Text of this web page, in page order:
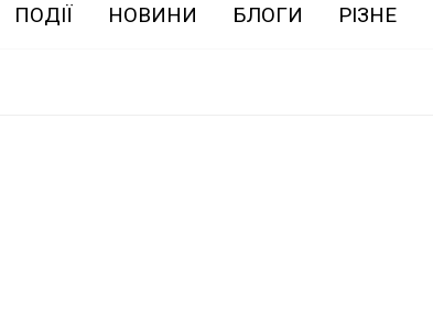
ПОДІЇ НОВИНИ БЛОГИ РІЗНЕ